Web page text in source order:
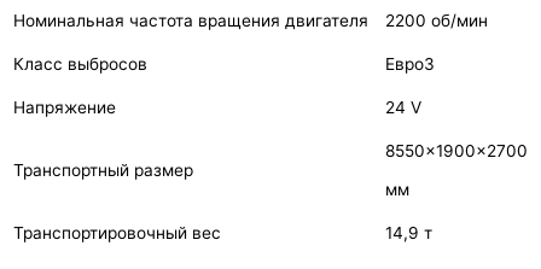
Номинальная частота вращения двигателя 2200 об/мин
Класс выбросов Евро3
Напряжение 24 V
Транспортный размер
8550×1900×2700
мм
Транспортировочный вес 14,9 т